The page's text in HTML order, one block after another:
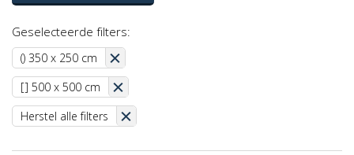
Geselecteerde filters:
() 350 x 250 cm
[] 500 x 500 cm
Herstel alle filters